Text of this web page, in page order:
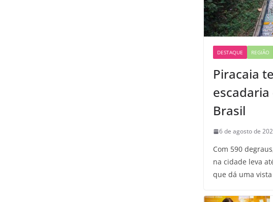
DESTAQUE REGIÃO
Piracaia
Brasil
6 de agosto de
Com 590
na cidade leva
que dá uma vista